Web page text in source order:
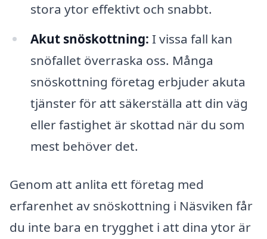
stora ytor effektivt och snabbt.
Akut snöskottning: I vissa fall kan
snöfallet överraska oss. Många
snöskottning företag erbjuder akuta
tjänster för att säkerställa att din väg
eller fastighet är skottad när du som
mest behöver det.
Genom att anlita ett företag med
erfarenhet av snöskottning i Näsviken får
du inte bara en trygghet i att dina ytor är